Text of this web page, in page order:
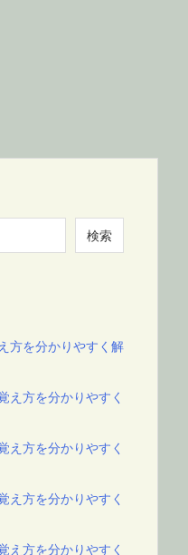
検索
方を分かりやすく解
え方を分かりやすく
え方を分かりやすく
え方を分かりやすく
え方を分かりやすく